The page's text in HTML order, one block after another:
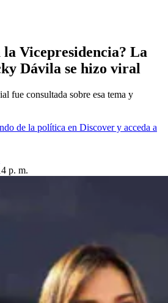
Vicepresidencia? La
Dávila se hizo viral
fue consultada sobre esa tema y
de la política en Discover y acceda a
p. m.